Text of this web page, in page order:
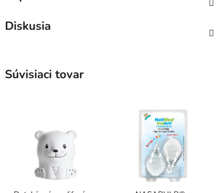
Diskusia
Súvisiaci tovar